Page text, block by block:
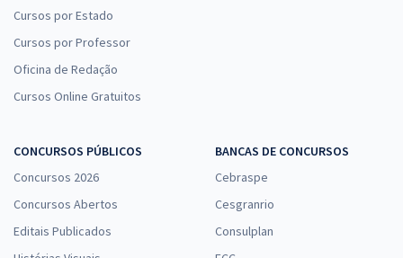
Cursos por Estado
Cursos por Professor
Oficina de Redação
Cursos Online Gratuitos
CONCURSOS PÚBLICOS
Concursos 2026
Concursos Abertos
Editais Publicados
BANCAS DE CONCURSOS
Cebraspe
Cesgranrio
Consulplan